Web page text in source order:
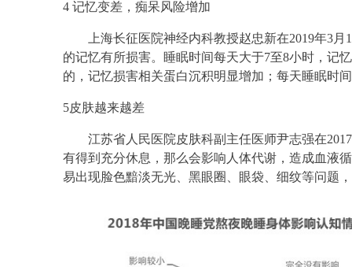
4 记忆变差，痴呆风险增加
上海长征医院神经内科教授赵忠新在2019年3
的记忆有所损害。睡眠时间每天大于7至8小时，记
的，记忆损害相关蛋白沉积明显增加；每天睡眠
5皮肤越来越差
江苏省人民医院皮肤科副主任医师尹志强在
有得到充分休息，那么会影响人体代谢，造成血液
易出现脸色黯淡无光、黑眼圈、眼袋、细纹等问题